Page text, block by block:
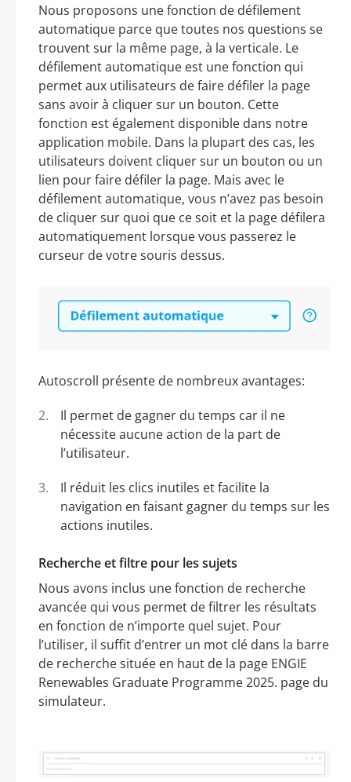
Nous proposons une fonction de défilement
automatique parce que toutes nos questions se
trouvent sur la même page, à la verticale. Le
défilement automatique est une fonction qui
permet aux utilisateurs de faire défiler la page
sans avoir à cliquer sur un bouton. Cette
fonction est également disponible dans notre
application mobile. Dans la plupart des cas, les
utilisateurs doivent cliquer sur un bouton ou un
lien pour faire défiler la page. Mais avec le
défilement automatique, vous n’avez pas besoin
de cliquer sur quoi que ce soit et la page défilera
automatiquement lorsque vous passerez le
curseur de votre souris dessus.
Autoscroll présente de nombreux avantages:
Il permet de gagner du temps car il ne
nécessite aucune action de la part de
l’utilisateur.
Il réduit les clics inutiles et facilite la
navigation en faisant gagner du temps sur les
actions inutiles.
Recherche et filtre pour les sujets
Nous avons inclus une fonction de recherche
avancée qui vous permet de filtrer les résultats
en fonction de n’importe quel sujet. Pour
l’utiliser, il suffit d’entrer un mot clé dans la barre
de recherche située en haut de la page ENGIE
Renewables Graduate Programme 2025. page du
simulateur.